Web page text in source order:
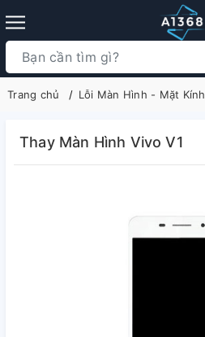
Trang chủ Lỗi Màn Hình - Mặt Kính
Thay Màn Hình Vivo V1